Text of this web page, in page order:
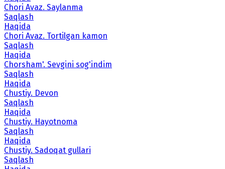
Chori Avaz. Saylanma
Saqlash
Haqida
Chori Avaz. Tortilgan kamon
Saqlash
Haqida
Chorsham'. Sevgini sog'indim
Saqlash
Haqida
Chustiy. Devon
Saqlash
Haqida
Chustiy. Hayotnoma
Saqlash
Haqida
Chustiy. Sadoqat gullari
Saqlash